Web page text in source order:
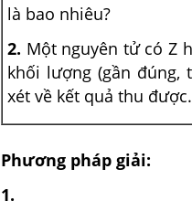
là bao nhiêu?
2. Một nguyên tử có Z
khối lượng (gần đúng,
xét về kết quả thu được.
Phương pháp giải:
1.